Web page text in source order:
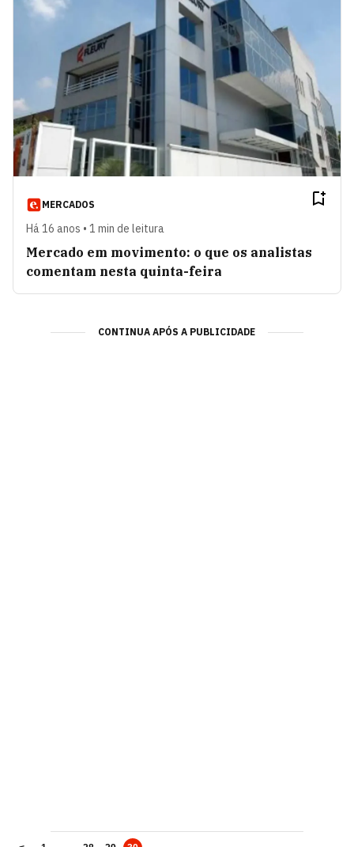
MERCADOS
Há 16 anos • 1 min de leitura
Mercado em movimento: o que os analistas
comentam nesta quinta-feira
CONTINUA APÓS A PUBLICIDADE